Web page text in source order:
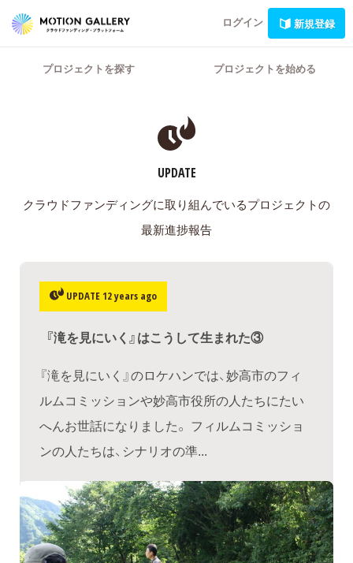
ログイン 新規登録
プロジェクトを探す プロジェクトを始める
UPDATE
クラウドファンディングに取り組んでいるプロジェクトの
最新進捗報告
UPDATE 12 years ago
『滝を見にいく』はこうして生まれた③
『滝を見にいく』のロケハンでは、妙高市のフィ
ルムコミッションや妙高市役所の人たちにたい
へんお世話になりました。 フィルムコミッショ
ンの人たちは、シナリオの準...